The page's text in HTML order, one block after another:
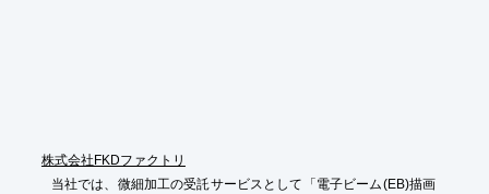
株式会社FKDファクトリ
当社では、微細加工の受託サービスとして「電子ビーム(EB)描画